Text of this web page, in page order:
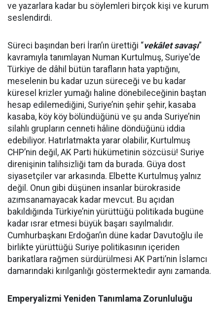
ve yazarlara kadar bu söylemleri birçok kişi ve kurum
seslendirdi.
Süreci başından beri İran’ın ürettiği “vekâlet savaşı”
kavramıyla tanımlayan Numan Kurtulmuş, Suriye'de
Türkiye de dâhil bütün tarafların hata yaptığını,
meselenin bu kadar uzun süreceği ve bu kadar
küresel krizler yumağı haline dönebileceğinin baştan
hesap edilemediğini, Suriye’nin şehir şehir, kasaba
kasaba, köy köy bölündüğünü ve şu anda Suriye’nin
silahlı grupların cenneti hâline döndüğünü iddia
edebiliyor. Hatırlatmakta yarar olabilir, Kurtulmuş
CHP’nin değil, AK Parti hükümetinin sözcüsü! Suriye
direnişinin talihsizliği tam da burada. Güya dost
siyasetçiler var arkasında. Elbette Kurtulmuş yalnız
değil. Onun gibi düşünen insanlar bürokraside
azımsanamayacak kadar mevcut. Bu açıdan
bakıldığında Türkiye’nin yürüttüğü politikada bugüne
kadar ısrar etmesi büyük başarı sayılmalıdır.
Cumhurbaşkanı Erdoğan’ın düne kadar Davutoğlu ile
birlikte yürüttüğü Suriye politikasının içeriden
barikatlara rağmen sürdürülmesi AK Parti’nin İslamcı
damarındaki kırılganlığı göstermektedir aynı zamanda.
Emperyalizmi Yeniden Tanımlama Zorunluluğu